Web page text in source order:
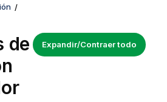
Expandir/Contraer todo
de